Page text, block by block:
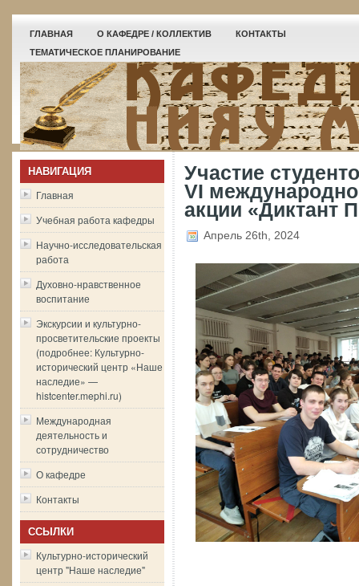
ГЛАВНАЯ О КАФЕДРЕ / КОЛЛЕКТИВ
КОНТАКТЫ
ТЕМАТИЧЕСКОЕ ПЛАНИРОВАНИЕ
НАВИГАЦИЯ
Главная
Учебная работа кафедры
Научно-исследовательская
работа
Духовно-нравственное
воспитание
Экскурсии и культурно-
просветительские проекты
(подробнее: Культурно-
исторический центр «Наше
наследие» —
histcenter.mephi.ru)
Международная
деятельность и
сотрудничество
О кафедре
Контакты
ССЫЛКИ
Культурно-исторический
центр "Наше наследие"
Участие
VI
акции «Диктант
Апрель 26th, 2024